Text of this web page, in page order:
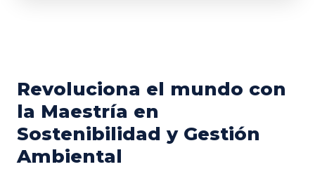
Revoluciona el mundo con
la Maestría en
Sostenibilidad y Gestión
Ambiental